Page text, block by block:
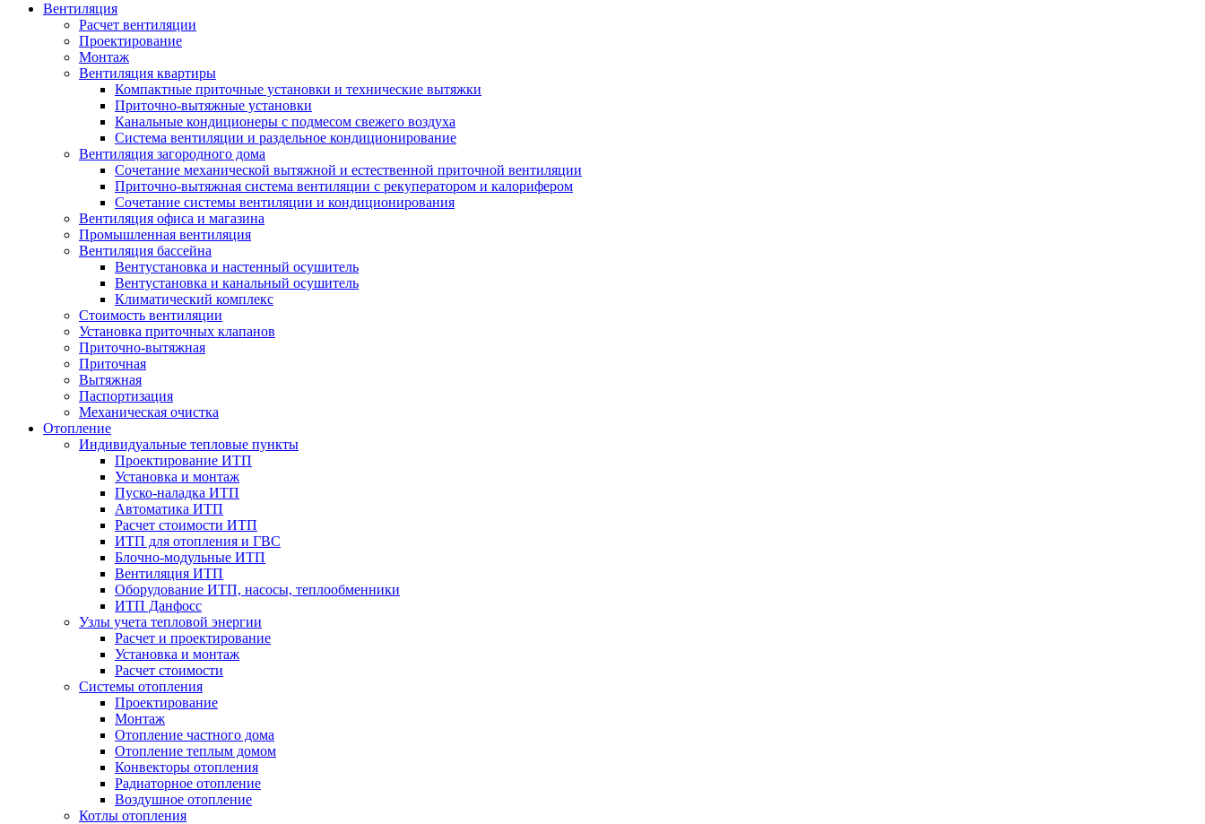
Вентиляция
Расчет вентиляции
Проектирование
Монтаж
Вентиляция квартиры
Компактные приточные установки и технические вытяжки
Приточно-вытяжные установки
Канальные кондиционеры с подмесом свежего воздуха
Cистема вентиляции и раздельное кондиционирование
Вентиляция загородного дома
Сочетание механической вытяжной и естественной приточной вентиляции
Приточно-вытяжная система вентиляции с рекуператором и калорифером
Сочетание системы вентиляции и кондиционирования
Вентиляция офиса и магазина
Промышленная вентиляция
Вентиляция бассейна
Вентустановка и настенный осушитель
Вентустановка и канальный осушитель
Климатический комплекс
Стоимость вентиляции
Установка приточных клапанов
Приточно-вытяжная
Приточная
Вытяжная
Паспортизация
Механическая очистка
Отопление
Индивидуальные тепловые пункты
Проектирование ИТП
Установка и монтаж
Пуско-наладка ИТП
Автоматика ИТП
Расчет стоимости ИТП
ИТП для отопления и ГВС
Блочно-модульные ИТП
Вентиляция ИТП
Оборудование ИТП, насосы, теплообменники
ИТП Данфосс
Узлы учета тепловой энергии
Расчет и проектирование
Установка и монтаж
Расчет стоимости
Системы отопления
Проектирование
Монтаж
Отопление частного дома
Отопление теплым домом
Конвекторы отопления
Радиаторное отопление
Воздушное отопление
Котлы отопления